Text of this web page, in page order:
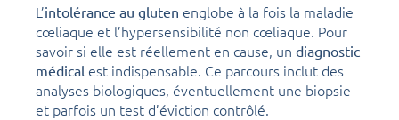
L’intolérance au gluten englobe à la fois la maladie
cœliaque et l’hypersensibilité non cœliaque. Pour
savoir si elle est réellement en cause, un diagnostic
médical est indispensable. Ce parcours inclut des
analyses biologiques, éventuellement une biopsie
et parfois un test d’éviction contrôlé.